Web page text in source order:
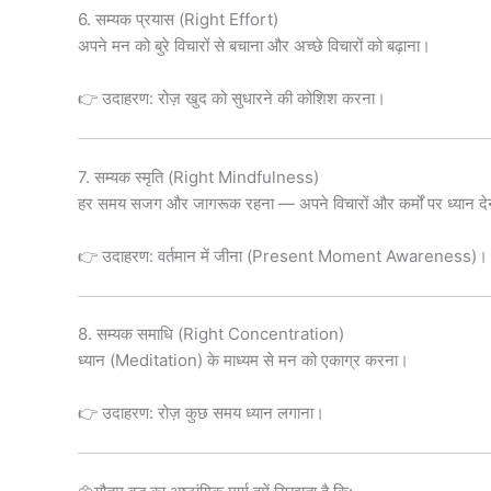
6. सम्यक प्रयास (Right Effort)
अपने मन को बुरे विचारों से बचाना और अच्छे विचारों को बढ़ाना।
👉 उदाहरण: रोज़ खुद को सुधारने की कोशिश करना।
7. सम्यक स्मृति (Right Mindfulness)
हर समय सजग और जागरूक रहना — अपने विचारों और कर्मों पर ध्यान
👉 उदाहरण: वर्तमान में जीना (Present Moment Awareness)।
8. सम्यक समाधि (Right Concentration)
ध्यान (Meditation) के माध्यम से मन को एकाग्र करना।
👉 उदाहरण: रोज़ कुछ समय ध्यान लगाना।